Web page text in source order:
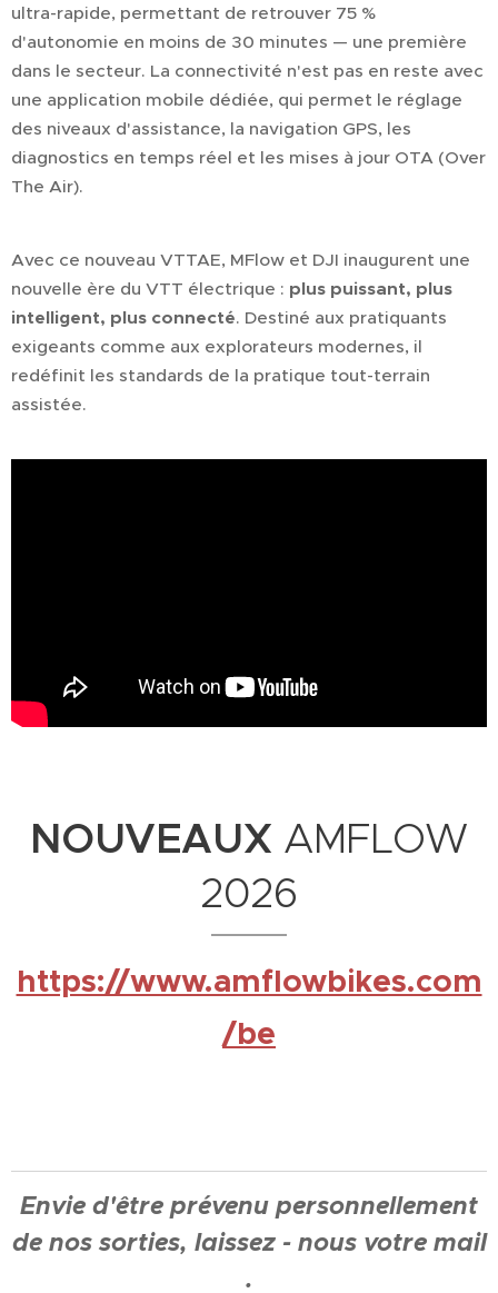
ultra-rapide, permettant de retrouver 75 %
d'autonomie en moins de 30 minutes — une première
dans le secteur. La connectivité n'est pas en reste avec
une application mobile dédiée, qui permet le réglage
des niveaux d'assistance, la navigation GPS, les
diagnostics en temps réel et les mises à jour OTA (Over
The Air).
Avec ce nouveau VTTAE, MFlow et DJI inaugurent une
nouvelle ère du VTT électrique : plus puissant, plus
intelligent, plus connecté. Destiné aux pratiquants
exigeants comme aux explorateurs modernes, il
redéfinit les standards de la pratique tout-terrain
assistée.
NOUVEAUX AMFLOW
2026
https://www.amflowbikes.com
/be
Envie d'être prévenu personnellement
de nos sorties, laissez - nous votre mail
.